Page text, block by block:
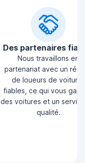
Des partenaires
Nous travaillons en
partenariat avec un
de loueurs de voitures
fiables, ce qui vous
des voitures et un
qualité.